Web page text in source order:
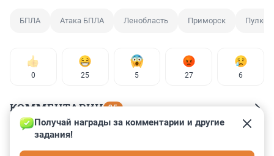
БПЛА Атака БПЛА Ленобласть Приморск
0 25 5 27 6
КОММЕНТАРИИ 25
Гость
Получай награды за комментарии и другие
задания!